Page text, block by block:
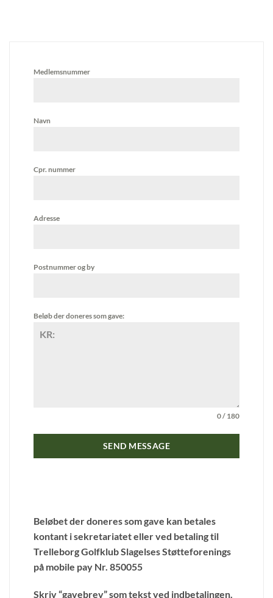
Medlemsnummer
Navn
Cpr. nummer
Adresse
Postnummer og by
Beløb der doneres som gave:
0 / 180
SEND MESSAGE
Beløbet der doneres som gave kan betales
kontant i sekretariatet eller ved betaling til
Trelleborg Golfklub Slagelses Støtteforenings
på mobile pay Nr. 850055
Skriv “gavebrev” som tekst ved indbetalingen.